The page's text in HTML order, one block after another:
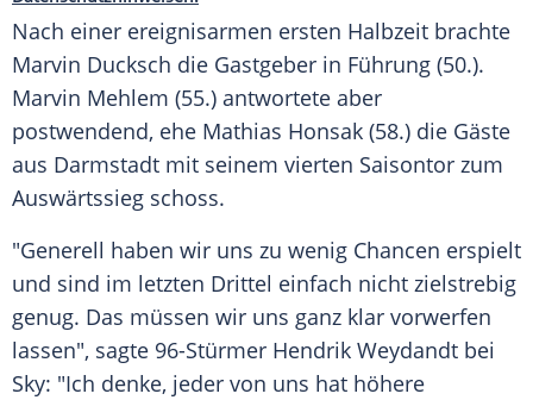
Nach einer ereignisarmen ersten Halbzeit brachte
Marvin Ducksch die Gastgeber in Führung (50.).
Marvin Mehlem (55.) antwortete aber
postwendend, ehe Mathias Honsak (58.) die Gäste
aus Darmstadt mit seinem vierten Saisontor zum
Auswärtssieg schoss.
"Generell haben wir uns zu wenig Chancen erspielt
und sind im letzten Drittel einfach nicht zielstrebig
genug. Das müssen wir uns ganz klar vorwerfen
lassen", sagte 96-Stürmer Hendrik Weydandt bei
Sky: "Ich denke, jeder von uns hat höhere